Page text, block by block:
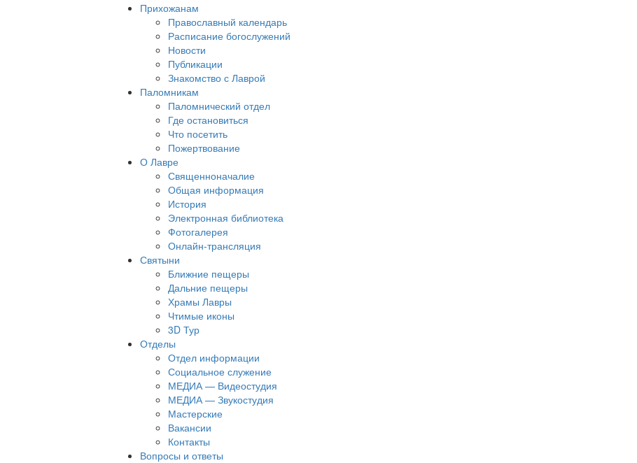
Прихожанам
Православный календарь
Расписание богослужений
Новости
Публикации
Знакомство с Лаврой
Паломникам
Паломнический отдел
Где остановиться
Что посетить
Пожертвование
О Лавре
Священноначалие
Общая информация
История
Электронная библиотека
Фотогалерея
Онлайн-трансляция
Святыни
Ближние пещеры
Дальние пещеры
Храмы Лавры
Чтимые иконы
3D Тур
Отделы
Отдел информации
Социальное служение
МЕДИА — Видеостудия
МЕДИА — Звукостудия
Мастерские
Вакансии
Контакты
Вопросы и ответы